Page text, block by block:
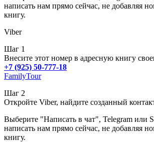
написать нам прямо сейчас, не добавляя
книгу.
Viber
Шаг 1
Внесите этот номер в адресную книгу
+7 (925) 50-777-18
FamilyTour
Шаг 2
Откройте Viber, найдите созданный
Выберите "Написать в чат", Telegram или
написать нам прямо сейчас, не добавляя
книгу.